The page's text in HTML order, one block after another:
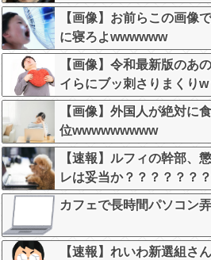
【画像】お前らこの画像
に寝ろよwwwwww
【画像】令和最新版のあ
イらにブッ刺さりまくり
【画像】外国人が絶対に
位wwwwwwwww
【速報】ルフィの幹部、
レは妥当か？？？？？？？
カフェで長時間パソコン
【速報】れいわ新選組さ